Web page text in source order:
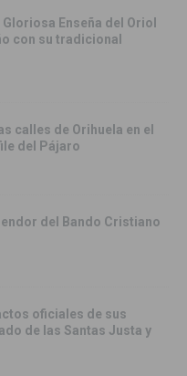
Enseña del Oriol
con su tradicional
calles de Orihuela en el
del Pájaro
del Bando Cristiano
oficiales de sus
de las Santas Justa y